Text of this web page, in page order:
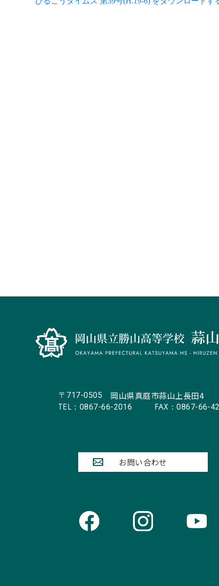
〒717-0505 岡山県真庭市蒜山上長田4
TEL： 0867-66-2016 FAX：0867-66-
お問い合わせ